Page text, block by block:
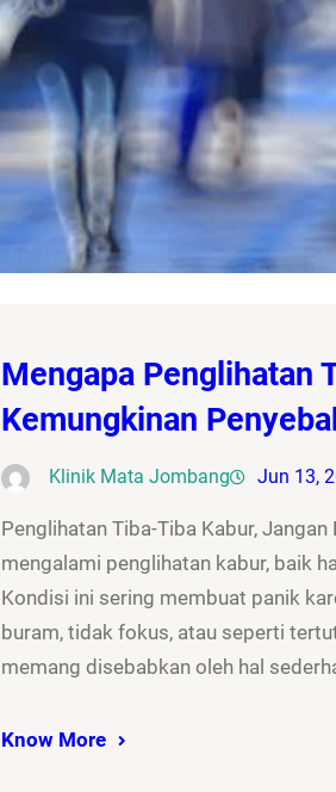
Mengapa Penglihatan
Kemungkinan
Klinik Mata Jombang Jun 13,
Penglihatan Tiba-Tiba Kabur,
mengalami penglihatan kabur, baik
Kondisi ini sering membuat panik
buram, tidak fokus, atau seperti
memang disebabkan oleh hal
Know More